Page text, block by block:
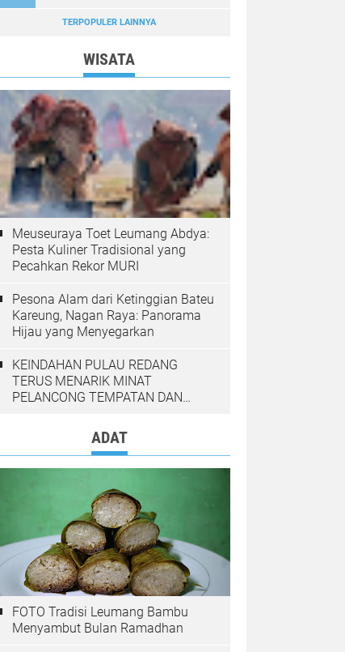
TERPOPULER LAINNYA
WISATA
Meuseuraya Toet Leumang Abdya:
Pesta Kuliner Tradisional yang
Pecahkan Rekor MURI
Pesona Alam dari Ketinggian Bateu
Kareung, Nagan Raya: Panorama
Hijau yang Menyegarkan
KEINDAHAN PULAU REDANG
TERUS MENARIK MINAT
PELANCONG TEMPATAN DAN
ADAT
FOTO Tradisi Leumang Bambu
Menyambut Bulan Ramadhan